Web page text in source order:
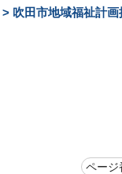
> 吹田市地域福祉計
ページ